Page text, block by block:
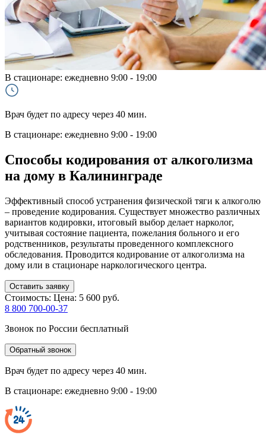
В стационаре: ежедневно 9:00 - 19:00
Врач будет по адресу через 40 мин.
В стационаре: ежедневно 9:00 - 19:00
Способы кодирования от алкоголизма
на дому в Калининграде
Эффективный способ устранения физической тяги к алкоголю
– проведение кодирования. Существует множество различных
вариантов кодировки, итоговый выбор делает нарколог,
учитывая состояние пациента, пожелания больного и его
родственников, результаты проведенного комплексного
обследования. Проводится кодирование от алкоголизма на
дому или в стационаре наркологического центра.
Оставить заявку
Стоимость: Цена: 5 600 руб.
8 800 700-00-37
Звонок по России бесплатный
Обратный звонок
Врач будет по адресу через 40 мин.
В стационаре: ежедневно 9:00 - 19:00